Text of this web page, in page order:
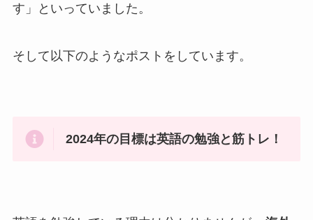
す」といっていました。
そして以下のようなポストをしています。
2024年の目標は英語の勉強と筋トレ！